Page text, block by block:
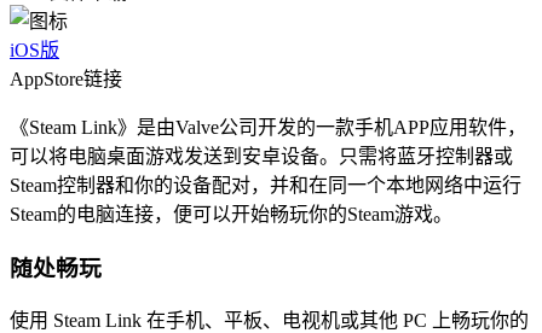
iOS版
AppStore链接
《Steam Link》是由Valve公司开发的一款手机APP应用软件，
可以将电脑桌面游戏发送到安卓设备。只需将蓝牙控制器或
Steam控制器和你的设备配对，并和在同一个本地网络中运行
Steam的电脑连接，便可以开始畅玩你的Steam游戏。
随处畅玩
使用 Steam Link 在手机、平板、电视机或其他 PC 上畅玩你的